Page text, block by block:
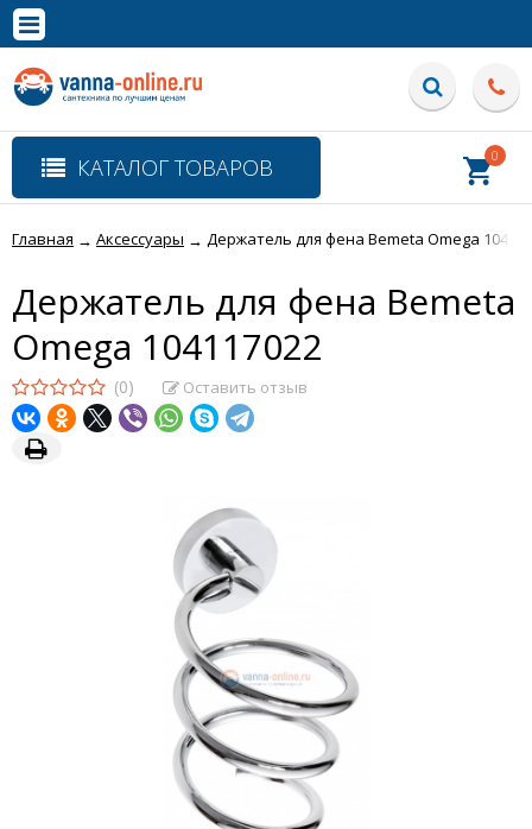
Полная версия сайта
КАТАЛОГ ТОВАРОВ 0
Главная → Аксессуары → Держатель для фена Bemeta Omega
Держатель для фена Bemeta
Omega 104117022
(0) Оставить отзыв